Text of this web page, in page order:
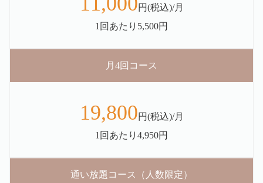
円(税込)/月
1回あたり5,500円
月4回コース
19,800円(税込)/月
1回あたり4,950円
通い放題コース（人数限定）